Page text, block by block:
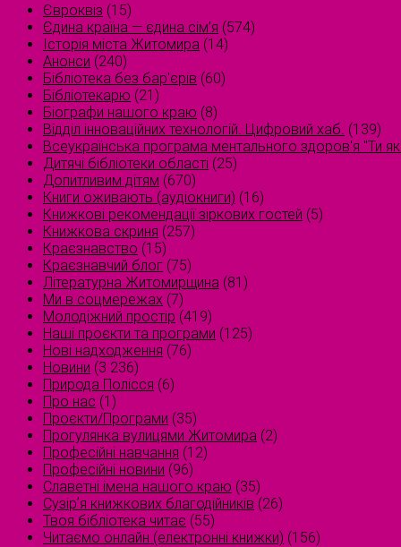
Євроквіз (15)
Єдина країна — єдина сім’я (574)
Історія міста Житомира (14)
Анонси (240)
Бібліотека без бар'єрів (60)
Бібліотекарю (21)
Біографи нашого краю (8)
Відділ інноваційних технологій. Цифровий хаб. (139)
Всеукраїнська програма ментального здоров'я "Ти
Дитячі бібліотеки області (25)
Допитливим дітям (670)
Книги оживають (аудіокниги) (16)
Книжкові рекомендації зіркових гостей (5)
Книжкова скриня (257)
Краєзнавство (15)
Краєзнавчий блог (75)
Літературна Житомирщина (81)
Ми в соцмережах (7)
Молодіжний простір (419)
Наші проєкти та програми (125)
Нові надходження (76)
Новини (3 236)
Природа Полісся (6)
Про нас (1)
Проєкти/Програми (35)
Прогулянка вулицями Житомира (2)
Професійні навчання (12)
Професійні новини (96)
Славетні імена нашого краю (35)
Сузірʼя книжкових благодійників (26)
Твоя бібліотека читає (55)
Читаємо онлайн (електронні книжки) (156)